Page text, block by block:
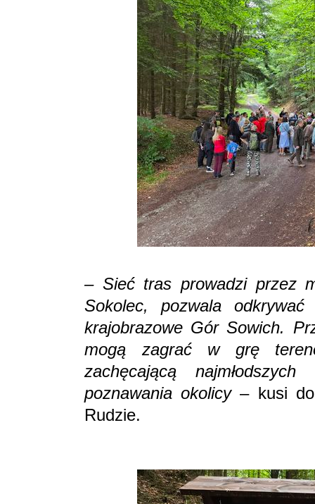
– Sieć tras prowadzi przez
Sokolec, pozwala
krajobrazowe Gór Sowich.
mogą zagrać w grę
zachęcającą
poznawania okolicy– kusi
Rudzie.